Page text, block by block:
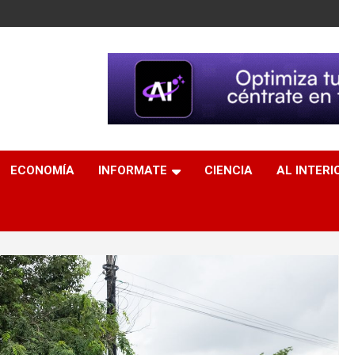
ECONOMÍA INFORMATE CIENCIA AL